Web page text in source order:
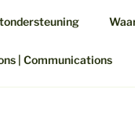
| Communications